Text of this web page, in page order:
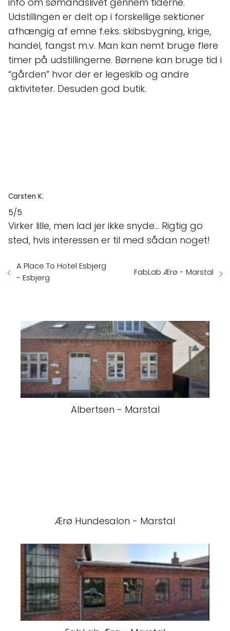
Udstillingen er delt op i forskellige sektioner
afhængig af emne f.eks. skibsbygning, krige,
handel, fangst m.v. Man kan nemt bruge flere
timer på udstillingerne. Børnene kan bruge tid i
“gården” hvor der er legeskib og andre
aktiviteter. Desuden god butik.
Carsten K.
5/5
Virker lille, men lad jer ikke snyde... Rigtig go
sted, hvis interessen er til med sådan noget!
A Place To Hotel Esbjerg
- Esbjerg
FabLab Ærø - Marstal
Albertsen - Marstal
Ærø Hundesalon - Marstal